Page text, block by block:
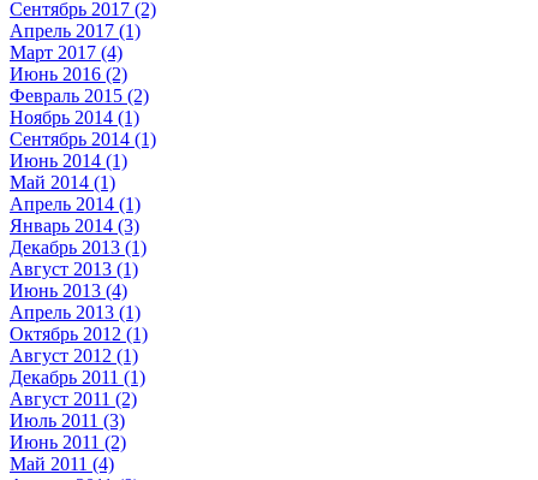
Сентябрь 2017 (2)
Апрель 2017 (1)
Март 2017 (4)
Июнь 2016 (2)
Февраль 2015 (2)
Ноябрь 2014 (1)
Сентябрь 2014 (1)
Июнь 2014 (1)
Май 2014 (1)
Апрель 2014 (1)
Январь 2014 (3)
Декабрь 2013 (1)
Август 2013 (1)
Июнь 2013 (4)
Апрель 2013 (1)
Октябрь 2012 (1)
Август 2012 (1)
Декабрь 2011 (1)
Август 2011 (2)
Июль 2011 (3)
Июнь 2011 (2)
Май 2011 (4)